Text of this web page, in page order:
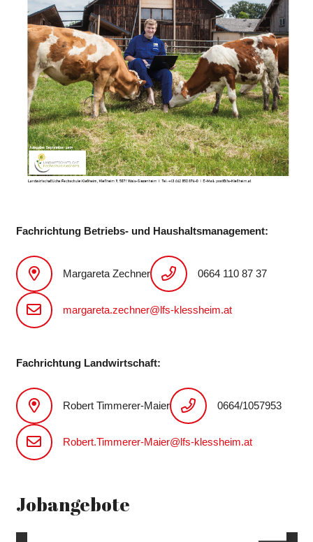
Fachrichtung Betriebs- und Haushaltsmanagement:
Margareta Zechner 0664 110 87 37
margareta.zechner@lfs-klessheim.at
Fachrichtung Landwirtschaft:
Robert Timmerer-Maier 0664/1057953
Robert.Timmerer-Maier@lfs-klessheim.at
Jobangebote